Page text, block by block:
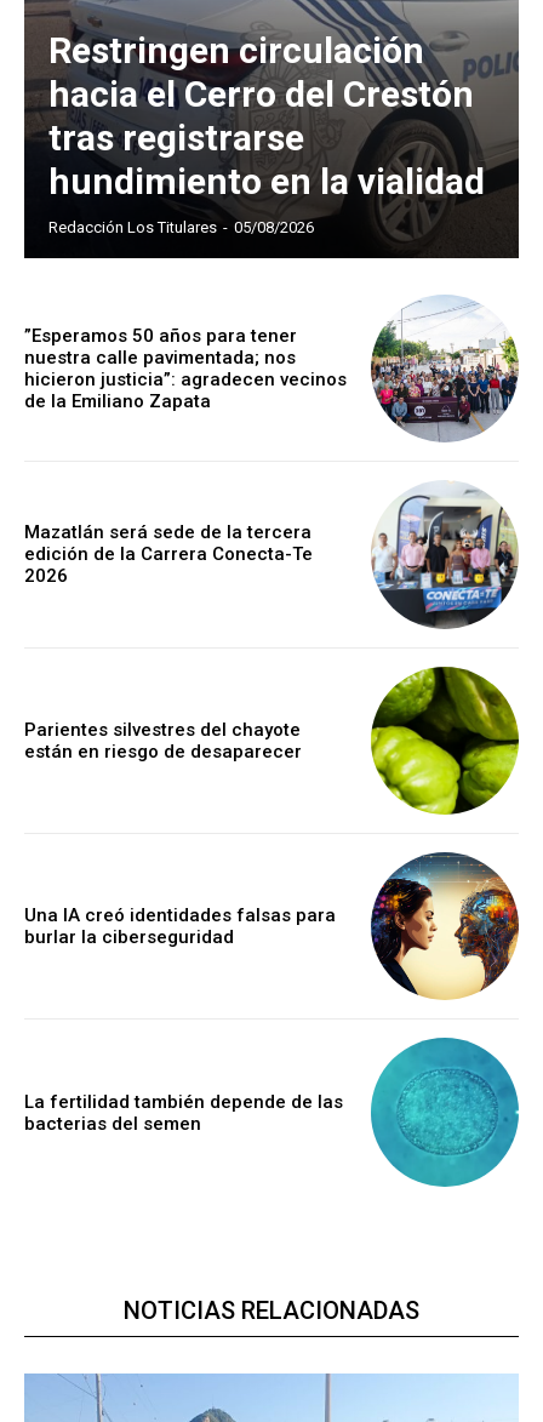
Restringen circulación
hacia el Cerro del Crestón
tras registrarse
hundimiento en la vialidad
Redacción Los Titulares - 05/08/2026
”Esperamos 50 años para tener
nuestra calle pavimentada; nos
hicieron justicia”: agradecen vecinos
de la Emiliano Zapata
Mazatlán será sede de la tercera
edición de la Carrera Conecta-Te
2026
Parientes silvestres del chayote
están en riesgo de desaparecer
Una IA creó identidades falsas para
burlar la ciberseguridad
La fertilidad también depende de las
bacterias del semen
NOTICIAS RELACIONADAS